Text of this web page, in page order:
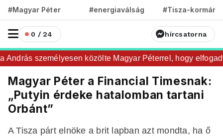
#Magyar Péter #energiaválság #Tisza-kormány
0 / 24 hírcsatorna
személyesen közölte Magyar Péterrel, hogy
Magyar Péter a Financial Timesnak:
„Putyin érdeke hatalomban tartani
Orbánt”
A Tisza párt elnöke a brit lapban azt mondta, ha ő